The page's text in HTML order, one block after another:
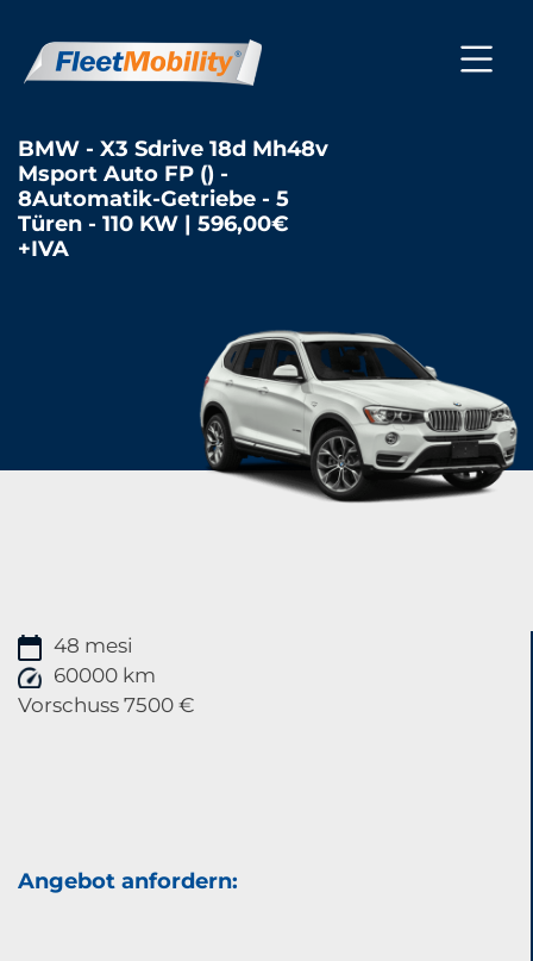
BMW - X3 Sdrive 18d Mh48v
Msport Auto FP () -
8Automatik-Getriebe - 5
Türen - 110 KW | 596,00€
+IVA
48 mesi
60000 km
Vorschuss 7500 €
Angebot anfordern: